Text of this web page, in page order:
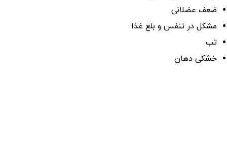
ضعف عضلانی
مشکل در تنفس و بلع غذا
تب
خشکی دهان